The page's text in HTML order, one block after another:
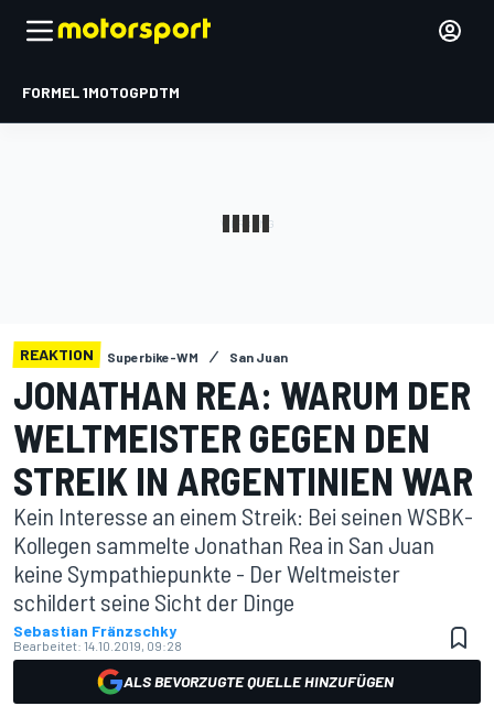
FORMEL 1MOTOGPDTM
REAKTION Superbike-WM San Juan
JONATHAN REA: WARUM DER
WELTMEISTER GEGEN DEN
STREIK IN ARGENTINIEN WAR
Kein Interesse an einem Streik: Bei seinen WSBK-
Kollegen sammelte Jonathan Rea in San Juan
keine Sympathiepunkte - Der Weltmeister
schildert seine Sicht der Dinge
Sebastian Fränzschky
Bearbeitet: 14.10.2019, 09:28
ALS BEVORZUGTE QUELLE HINZUFÜGEN